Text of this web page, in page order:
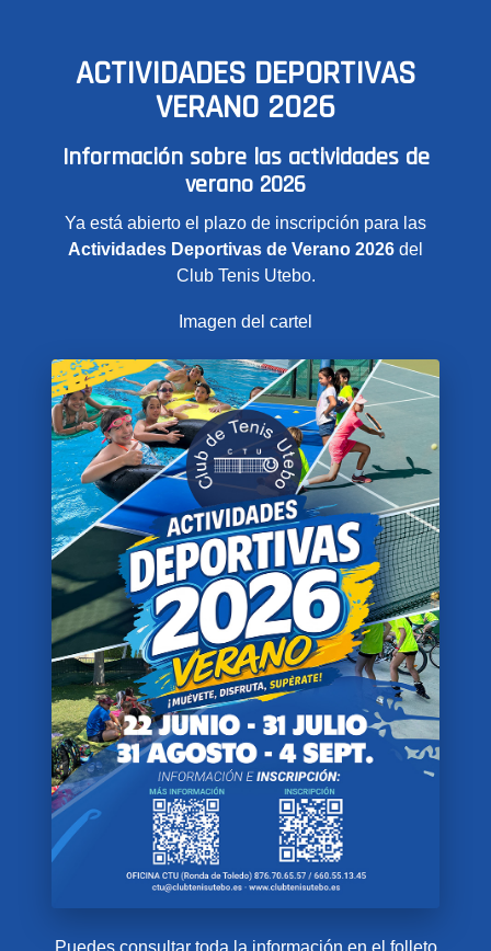
ACTIVIDADES DEPORTIVAS
VERANO 2026
Información sobre las actividades de
verano 2026
Ya está abierto el plazo de inscripción para las
Actividades Deportivas de Verano 2026 del
Club Tenis Utebo.
Imagen del cartel
Puedes consultar toda la información en el folleto